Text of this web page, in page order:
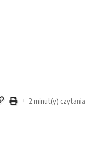
2 minut(y) czytania